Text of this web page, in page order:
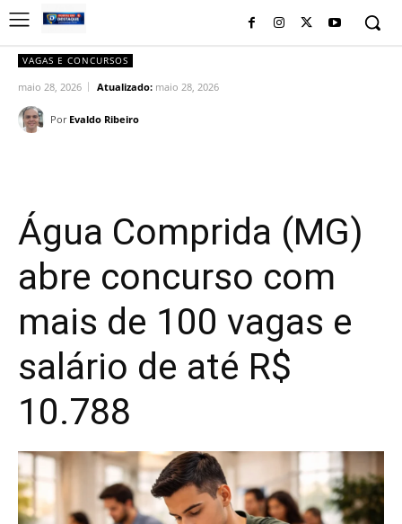
VAGAS E CONCURSOS
maio 28, 2026 Atualizado: maio 28, 2026
Por Evaldo Ribeiro
Água Comprida (MG)
abre concurso com
mais de 100 vagas e
salário de até R$
10.788